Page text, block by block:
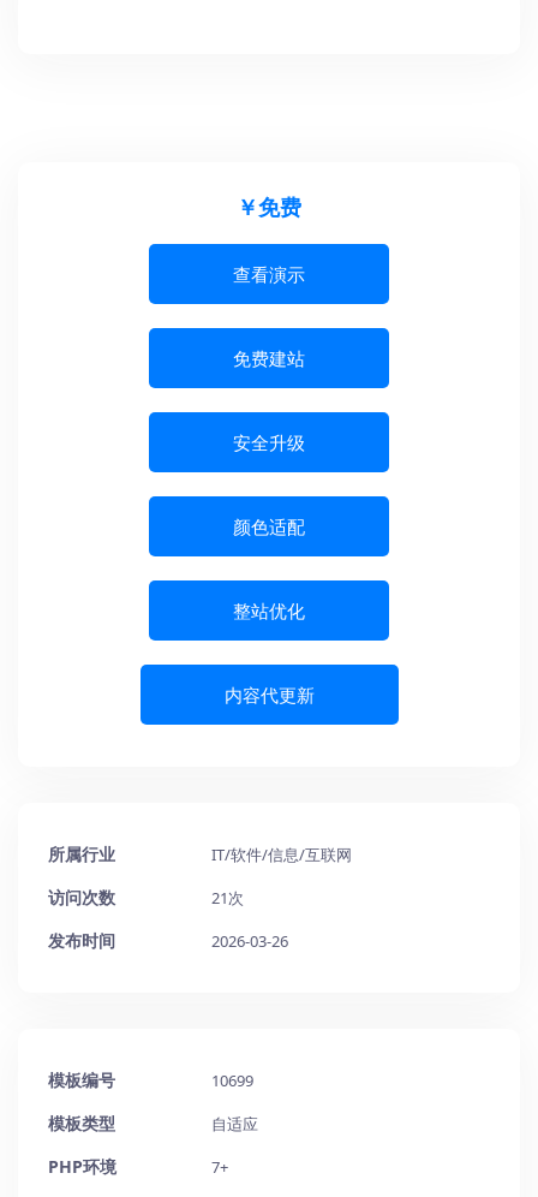
￥免费
查看演示
免费建站
安全升级
颜色适配
整站优化
内容代更新
所属行业 IT/软件/信息/互联网
访问次数 21次
发布时间 2026-03-26
模板编号 10699
模板类型 自适应
PHP环境 7+